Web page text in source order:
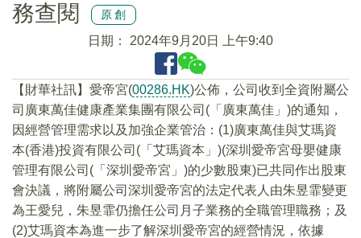
務查閱
原創
日期： 2024年9月20日 上午9:40
【財華社訊】愛帝宮(00286.HK)公佈，公司收到全資附屬公
司廣東萬佳健康產業集團有限公司(「廣東萬佳」)的通知，
因經營管理需求以及加強企業管治：(1)廣東萬佳與艾瑪資
本(香港)投資有限公司(「艾瑪資本」)(深圳愛帝宮母嬰健康
管理有限公司(「深圳愛帝宮」)的少數股東)已共同作出股東
會決議，將附屬公司深圳愛帝宮的法定代表人由朱昱霏變更
為王愛兒，朱昱霏仍擔任公司月子業務的全職管理職務；及
(2)艾瑪資本為進一步了解深圳愛帝宮的經營情況，依據